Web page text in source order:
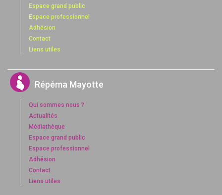
Espace grand public
Espace professionnel
Adhésion
Contact
Liens utiles
Répéma Mayotte
Qui sommes nous ?
Actualités
Médiathèque
Espace grand public
Espace professionnel
Adhésion
Contact
Liens utiles